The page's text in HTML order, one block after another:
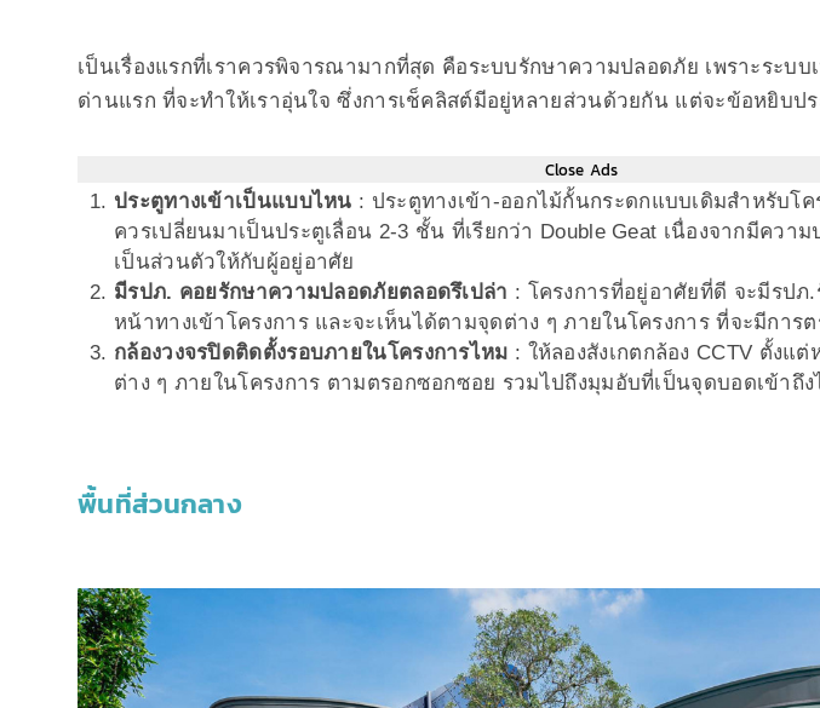
เป็นเรื่องแรกที่เราควรพิจารณามากที่สุด คือระบบรักษาความปลอดภัย เพราะระบ
ด่านแรก ที่จะทำให้เราอุ่นใจ ซึ่งการเช็คลิสต์มีอยู่หลายส่วนด้วยกัน แต่จะข้อหยิบป
Close Ads
ประตูทางเข้าเป็นแบบไหน : ประตูทางเข้า-ออกไม้กั้นกระดกแบบเดิมสำหรับโ
ควรเปลี่ยนมาเป็นประตูเลื่อน 2-3 ชั้น ที่เรียกว่า Double Geat เนื่องจากมีควา
เป็นส่วนตัวให้กับผู้อยู่อาศัย
มีรปภ. คอยรักษาความปลอดภัยตลอดรึเปล่า : โครงการที่อยู่อาศัยที่ดี จะมีรป
หน้าทางเข้าโครงการ และจะเห็นได้ตามจุดต่าง ๆ ภายในโครงการ ที่จะมีการ
กล้องวงจรปิดติดตั้งรอบภายในโครงการไหม : ให้ลองสังเกตกล้อง CCTV ตั้งแ
ต่าง ๆ ภายในโครงการ ตามตรอกซอกซอย รวมไปถึงมุมอับที่เป็นจุดบอดเข้าถึง
พื้นที่ส่วนกลาง